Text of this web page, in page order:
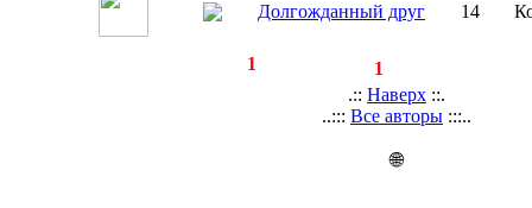
Долгожданный друг 14
1
1
.:: Наверх ::.
..::: Все авторы :::..
🌐